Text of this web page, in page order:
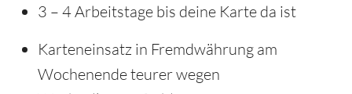
3 – 4 Arbeitstage bis deine Karte da ist
Karteneinsatz in Fremdwährung am
Wochenende teurer wegen